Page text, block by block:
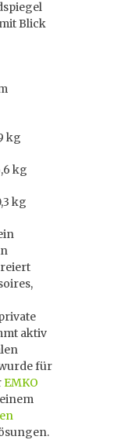
Blick
kg
kg
kg
aktiv
für
EMKO